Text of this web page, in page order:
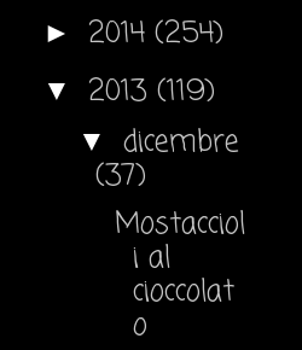
► 2014 (254)
▼ 2013 (119)
▼ dicembre
(37)
Mostacciol
i al
cioccolat
o